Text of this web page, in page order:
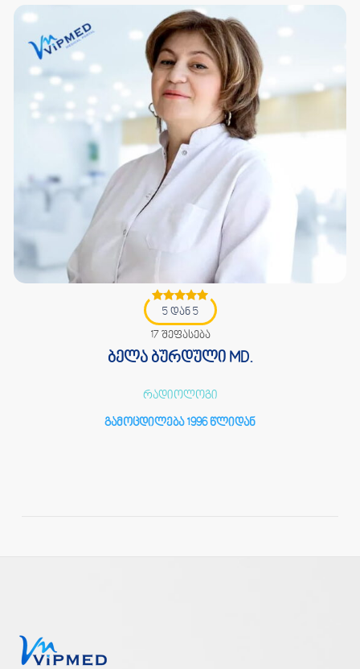
5 დან 5
17 შეფასება
ბელა ბურდული MD.
რადიოლოგი
გამოცდილება 1996 წლიდან